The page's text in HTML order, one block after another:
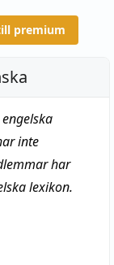
premium
inte
har
lexikon.